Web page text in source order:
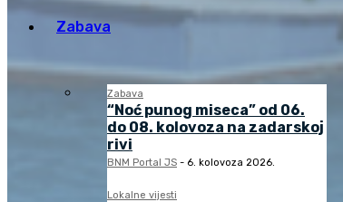
Zabava
Zabava
“Noć punog miseca” od 06.
do 08. kolovoza na zadarskoj
rivi
BNM Portal JS - 6. kolovoza 2026.
Lokalne vijesti